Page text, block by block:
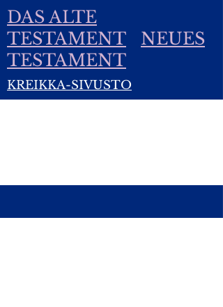
DAS ALTE
TESTAMENT
NEUES
TESTAMENT
KREIKKA-SIVUSTO